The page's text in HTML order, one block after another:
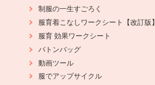
制服の一生すごろく
服育着こなしワークシート【改訂版】
服育 効果ワークシート
バトンバッグ
動画ツール
服でアップサイクル